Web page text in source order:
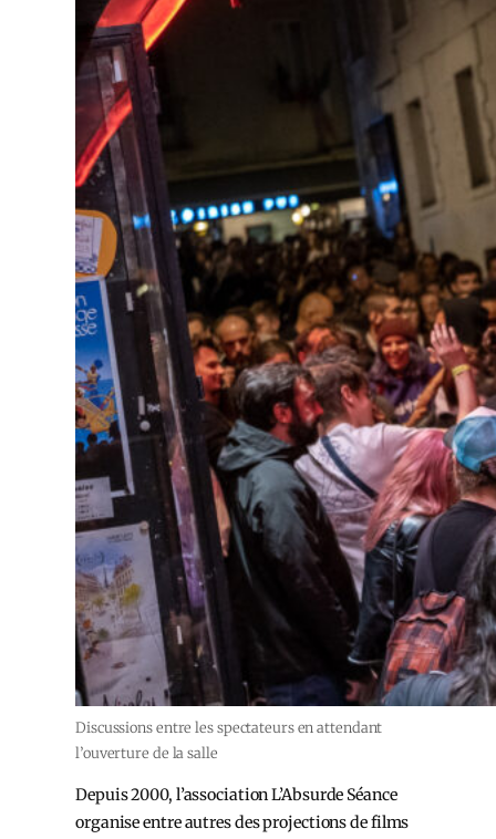
Discussions entre les spectateurs en attendant
l’ouverture de la salle
Depuis 2000, l’association L’Absurde Séance
organise entre autres des projections de films